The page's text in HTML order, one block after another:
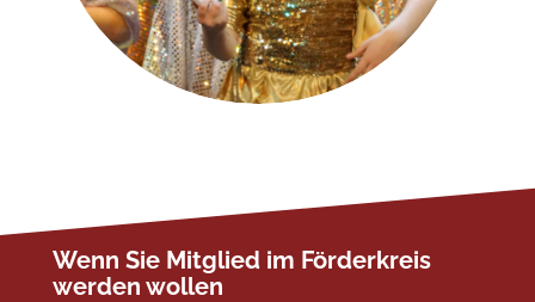
Wenn Sie Mitglied im Förderkreis
werden wollen